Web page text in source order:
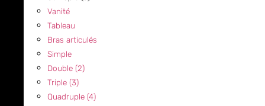
Vanité
Tableau
Bras articulés
Simple
Double (2)
Triple (3)
Quadruple (4)